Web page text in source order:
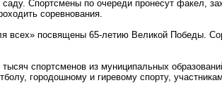
Спортсмены по очереди пронесут факел,
соревнования.
всех» посвящены 65-летию Великой Победы.
спортсменов из муниципальных
городошному и гиревому спорту,